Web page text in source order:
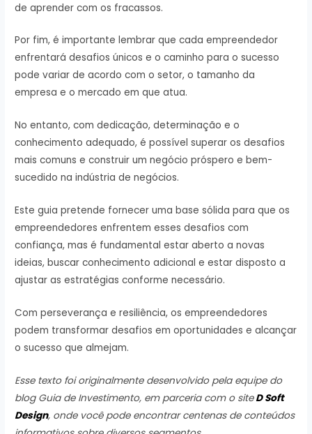
de aprender com os fracassos.
Por fim, é importante lembrar que cada empreendedor
enfrentará desafios únicos e o caminho para o sucesso
pode variar de acordo com o setor, o tamanho da
empresa e o mercado em que atua.
No entanto, com dedicação, determinação e o
conhecimento adequado, é possível superar os desafios
mais comuns e construir um negócio próspero e bem-
sucedido na indústria de negócios.
Este guia pretende fornecer uma base sólida para que os
empreendedores enfrentem esses desafios com
confiança, mas é fundamental estar aberto a novas
ideias, buscar conhecimento adicional e estar disposto a
ajustar as estratégias conforme necessário.
Com perseverança e resiliência, os empreendedores
podem transformar desafios em oportunidades e alcançar
o sucesso que almejam.
Esse texto foi originalmente desenvolvido pela equipe do
blog Guia de Investimento, em parceria com o site D Soft
Design, onde você pode encontrar centenas de conteúdos